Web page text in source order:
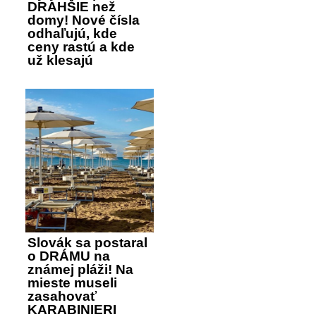
DRAHŠIE než
domy! Nové čísla
odhaľujú, kde
ceny rastú a kde
už klesajú
Slovák sa postaral
o DRÁMU na
známej pláži! Na
mieste museli
zasahovať
KARABINIERI